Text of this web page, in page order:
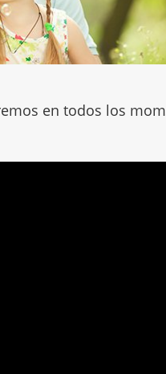
en todos los